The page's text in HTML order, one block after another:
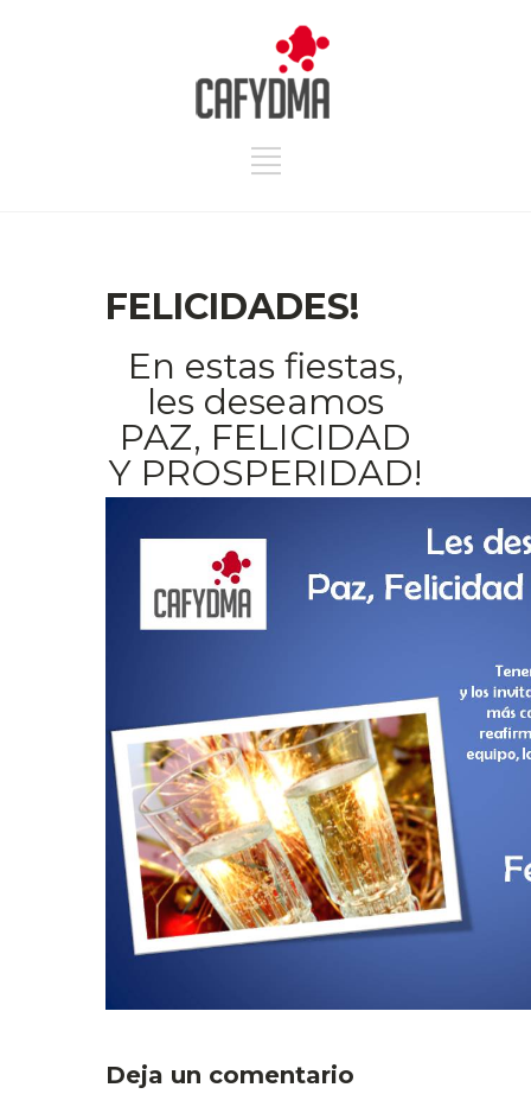
FELICIDADES!
En estas fiestas,
les deseamos
PAZ, FELICIDAD
Y PROSPERIDAD!
Deja un comentario